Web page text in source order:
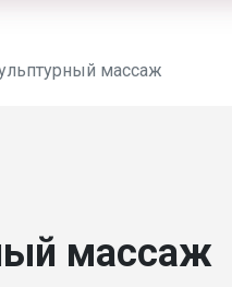
массаж
массаж